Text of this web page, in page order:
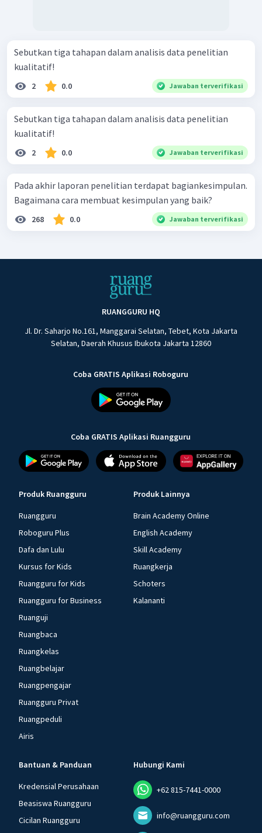
Sebutkan tiga tahapan dalam analisis data penelitian
kualitatif!
2 0.0 Jawaban terverifikasi
Sebutkan tiga tahapan dalam analisis data penelitian
kualitatif!
2 0.0 Jawaban terverifikasi
Pada akhir laporan penelitian terdapat bagiankesimpulan.
Bagaimana cara membuat kesimpulan yang baik?
268 0.0 Jawaban terverifikasi
RUANGGURU HQ
Jl. Dr. Saharjo No.161, Manggarai Selatan, Tebet, Kota Jakarta
Selatan, Daerah Khusus Ibukota Jakarta 12860
Coba GRATIS Aplikasi Roboguru
Coba GRATIS Aplikasi Ruangguru
Produk Ruangguru
Ruangguru
Roboguru Plus
Dafa dan Lulu
Kursus for Kids
Ruangguru for Kids
Ruangguru for Business
Ruanguji
Ruangbaca
Ruangkelas
Ruangbelajar
Ruangpengajar
Ruangguru Privat
Ruangpeduli
Airis
Produk Lainnya
Brain Academy Online
English Academy
Skill Academy
Ruangkerja
Schoters
Kalananti
Bantuan & Panduan
Kredensial Perusahaan
Beasiswa Ruangguru
Cicilan Ruangguru
Hubungi Kami
+62 815-7441-0000
info@ruangguru.com